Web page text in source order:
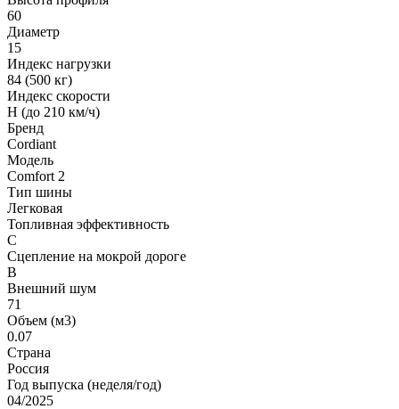
60
Диаметр
15
Индекс нагрузки
84 (500 кг)
Индекс скорости
H (до 210 км/ч)
Бренд
Cordiant
Модель
Comfort 2
Тип шины
Легковая
Топливная эффективность
C
Сцепление на мокрой дороге
B
Внешний шум
71
Объем (м3)
0.07
Страна
Россия
Год выпуска (неделя/год)
04/2025